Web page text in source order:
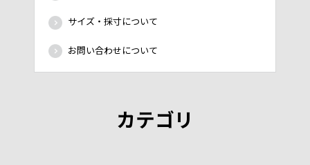
サイズ・採寸について
お問い合わせについて
カテゴリ